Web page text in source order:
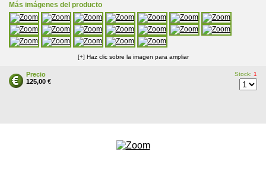
Más imágenes del producto
[+] Haz clic sobre la imagen para ampliar
Precio
125,00 €
Stock: 1